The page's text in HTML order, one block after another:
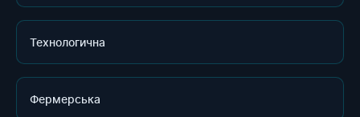
Технологична
Фермерська